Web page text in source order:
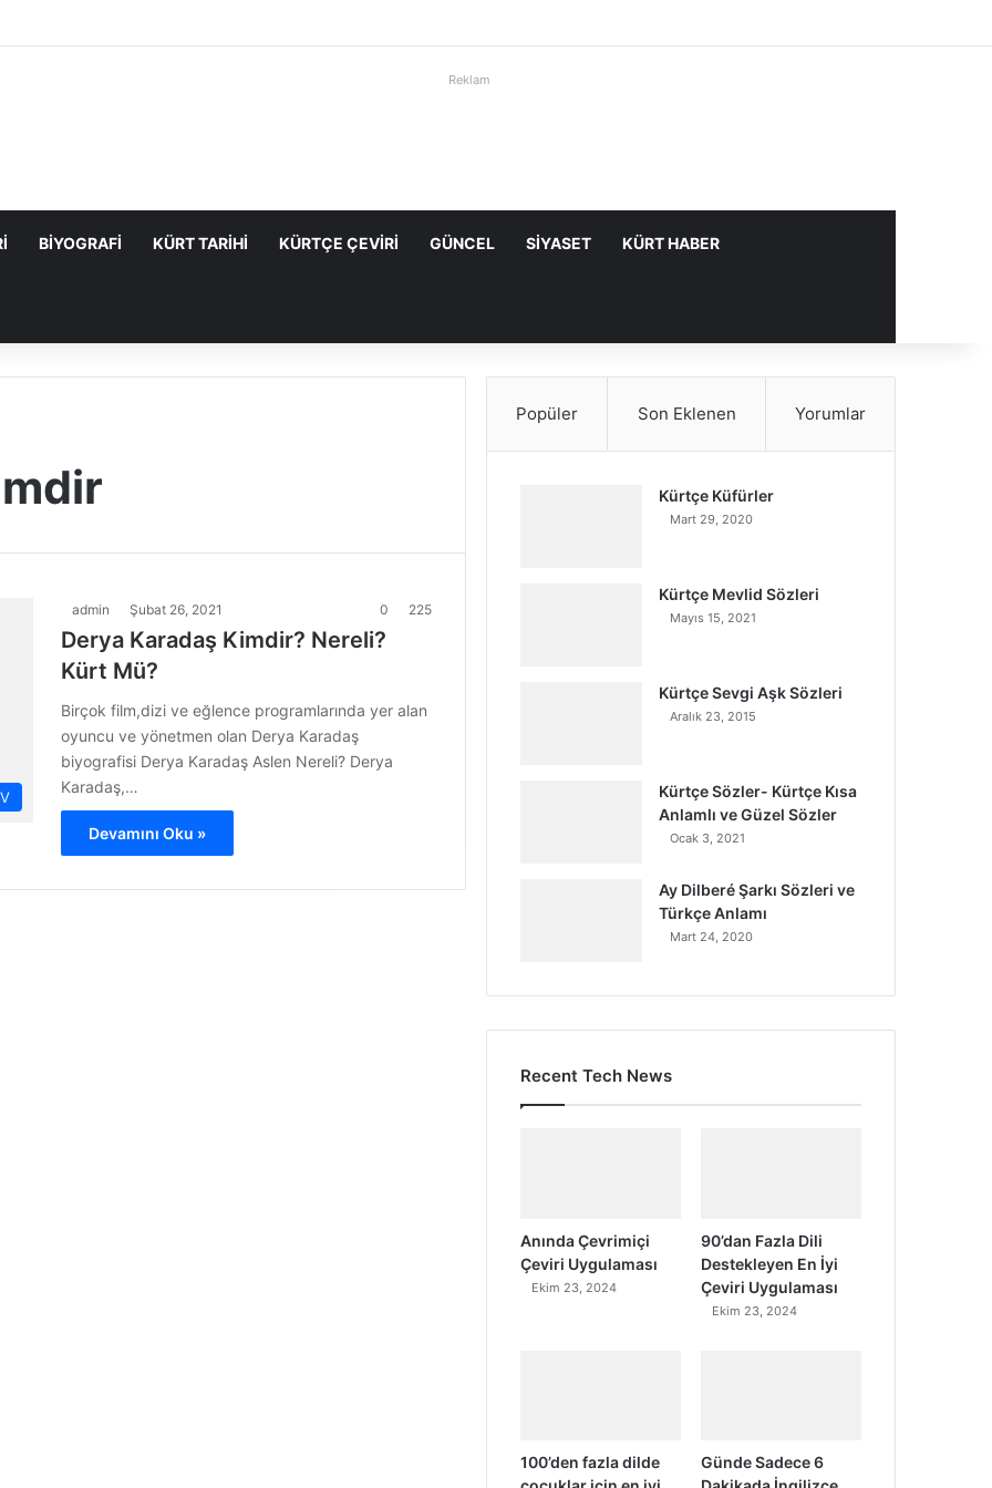
Reklam
BIYOGRAFI KÜRT TARIHI KÜRTÇE ÇEVIRI GÜNCEL SIYASET KÜRT HABER
admin Şubat 26, 2021 0 225
Derya Karadaş Kimdir? Nereli?
Kürt Mü?
Birçok film,dizi ve eğlence programlarında yer alan
oyuncu ve yönetmen olan Derya Karadaş
biyografisi Derya Karadaş Aslen Nereli? Derya
Karadaş,…
Devamını Oku »
Popüler Son Eklenen Yorumlar
Kürtçe Küfürler
Mart 29, 2020
Kürtçe Mevlid Sözleri
Mayıs 15, 2021
Kürtçe Sevgi Aşk Sözleri
Aralık 23, 2015
Kürtçe Sözler- Kürtçe Kısa
Anlamlı ve Güzel Sözler
Ocak 3, 2021
Ay Dilberé Şarkı Sözleri ve
Türkçe Anlamı
Mart 24, 2020
Recent Tech News
Anında Çevrimiçi
Çeviri Uygulaması
Ekim 23, 2024
90’dan Fazla Dili
Destekleyen En İyi
Çeviri Uygulaması
Ekim 23, 2024
100’den fazla dilde
Günde Sadece 6